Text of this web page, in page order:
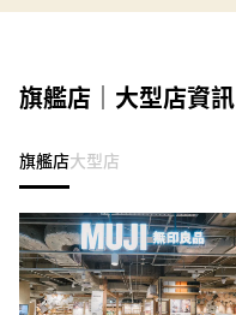
旗艦店｜大型店資訊
旗艦店大型店